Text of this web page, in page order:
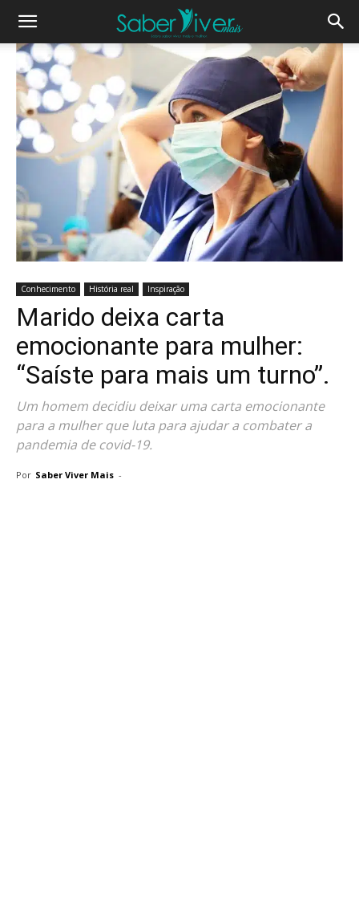
Conhecimento História real Inspiração
Marido deixa carta
emocionante para mulher:
“Saíste para mais um turno”.
Um homem decidiu deixar uma carta emocionante
para a mulher que luta para ajudar a combater a
pandemia de covid-19.
Por Saber Viver Mais -